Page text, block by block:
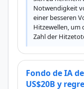
Notwendigkeit
einer besseren
Hitzewellen, um
Zahl der
Fondo de IA
US$20B y